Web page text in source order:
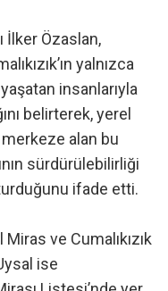
İlker Özaslan,
yalnızca
insanlarıyla
belirterek, yerel
alan bu
sürdürülebilirliği
ifade etti.
ve Cumalıkızık
ise